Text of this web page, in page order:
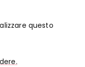
questo